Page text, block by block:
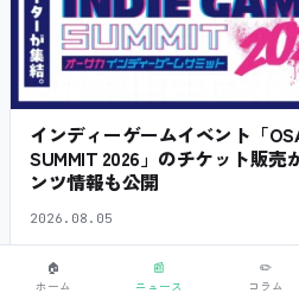
インディーゲームイベント「
SUMMIT 2026」のチケット販売
ンツ情報も公開
2026.08.05
🏠
ホーム
📰
ニュース
✏️
コラム